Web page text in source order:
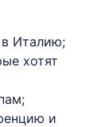
Италию;
хотят
и